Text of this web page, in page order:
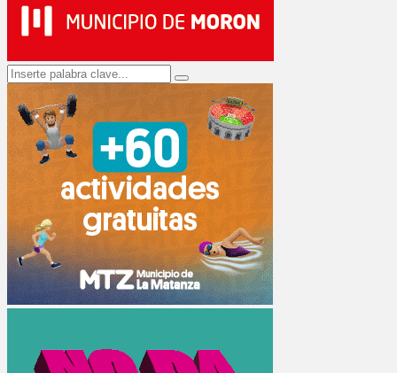
Search
for:
Search